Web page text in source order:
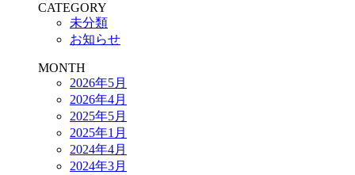
CATEGORY
未分類
お知らせ
MONTH
2026年5月
2026年4月
2025年5月
2025年1月
2024年4月
2024年3月